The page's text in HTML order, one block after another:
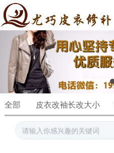
全部 皮衣改袖长改大小